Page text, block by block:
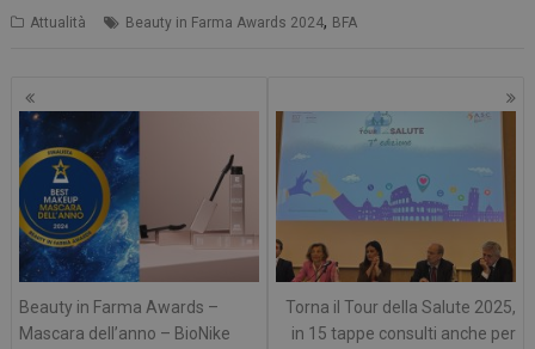
Attualità Beauty in Farma Awards 2024, BFA
Navigazione
articoli
Beauty in Farma Awards –
Mascara dell’anno – BioNike
Torna il Tour della Salute 2025,
in 15 tappe consulti anche per